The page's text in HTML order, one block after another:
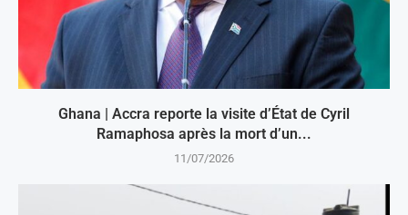
Ghana | Accra reporte la visite d’État de Cyril
Ramaphosa après la mort d’un...
11/07/2026